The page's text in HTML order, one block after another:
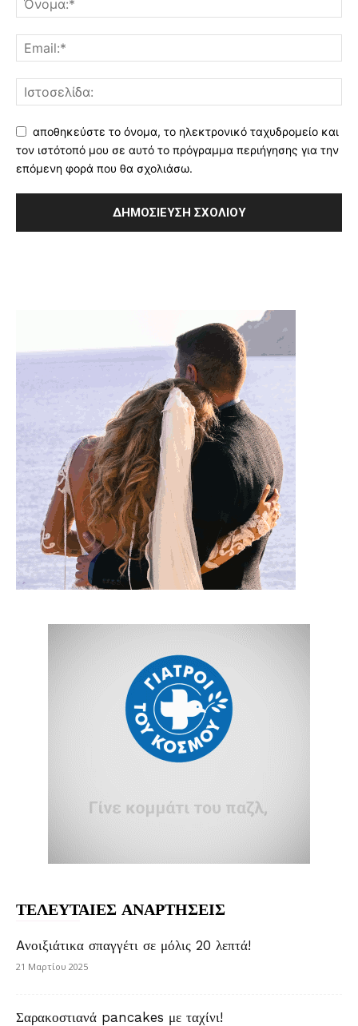
αποθηκεύστε το όνομα, το ηλεκτρονικό ταχυδρομείο και
τον ιστότοπό μου σε αυτό το πρόγραμμα περιήγησης για την
επόμενη φορά που θα σχολιάσω.
ΤΕΛΕΥΤΑΙΕΣ ΑΝΑΡΤΗΣΕΙΣ
Aνοιξιάτικα σπαγγέτι σε μόλις 20 λεπτά!
21 Μαρτίου 2025
Σαρακοστιανά pancakes με ταχίνι!